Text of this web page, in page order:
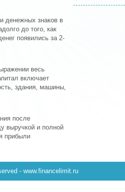
денежных знаков в
до того, как
появились за 2-
весь
включает
здания, машины,
после
выручкой и полной
прибыли
- www.financelimit.ru